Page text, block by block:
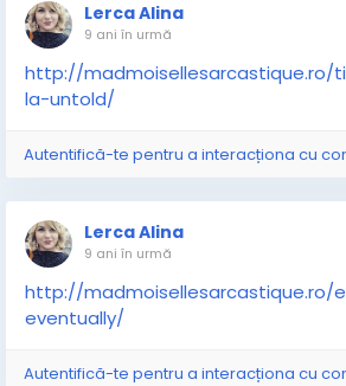
Lerca Alina
9 ani în urmă
http://madmoisellesarcastique.ro/
la-untold/
Autentifică-te pentru a interacționa cu
Lerca Alina
9 ani în urmă
http://madmoisellesarcastique.ro/
eventually/
Autentifică-te pentru a interacționa cu